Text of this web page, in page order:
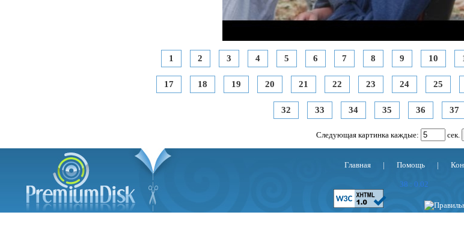
1 2 3 4 5 6 7 8 9 10
17 18 19 20 21 22 23 24 25
32 33 34 35 36 37
Следующая картинка каждые: сек.
Главная | Помощь |
38 : 0.02